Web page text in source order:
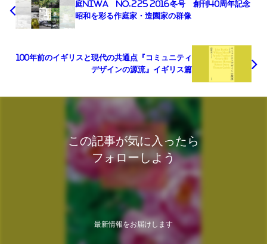
庭NIWA No.225 2016冬号 創刊40周年記念
昭和を彩る作庭家・造園家の群像
100年前のイギリスと現代の共通点『コミュニティ
デザインの源流』イギリス篇
この記事が気に入ったら
フォローしよう
最新情報をお届けします